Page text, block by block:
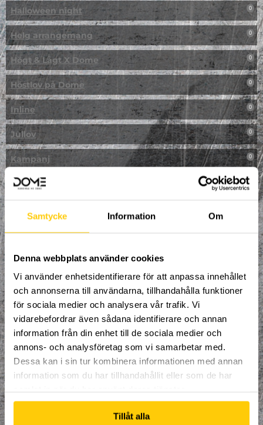
Samtycke Information Om
Denna webbplats använder cookies
Vi använder enhetsidentifierare för att anpassa innehållet
och annonserna till användarna, tillhandahålla funktioner
för sociala medier och analysera vår trafik. Vi
vidarebefordrar även sådana identifierare och annan
information från din enhet till de sociala medier och
annons- och analysföretag som vi samarbetar med.
Dessa kan i sin tur kombinera informationen med annan
information som du har tillhandahållit eller som de har
Tillåt alla
Halloween night 0
Helg arrangemang 0
Högt & Lågt X Dome 0
Höstlov på Dome 0
Inline 0
Jullov 0
Kampanj 0
Kickbike 0
Klättring
LAN
Multisport
Mässa
NPF-Träning
Parkour
Påsk på Dome
Påsklovsläger 0